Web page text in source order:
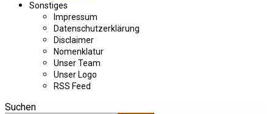
Sonstiges
Impressum
Datenschutzerklärung
Disclaimer
Nomenklatur
Unser Team
Unser Logo
RSS Feed
Suchen